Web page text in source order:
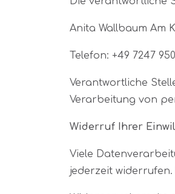
Anita Wallbaum Am
Telefon: +49 7247
Verantwortliche
Verarbeitung von
Widerruf Ihrer
Viele
jederzeit